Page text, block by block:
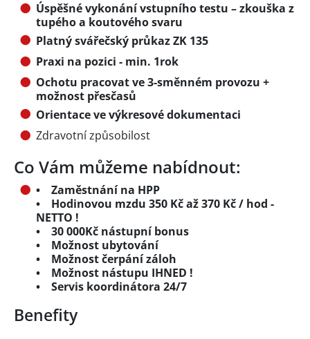
Úspěšné vykonání vstupního testu – zkouška z
tupého a koutového svaru
Platný svářečský průkaz ZK 135
Praxi na pozici - min. 1rok
Ochotu pracovat ve 3-směnném provozu +
možnost přesčasů
Orientace ve výkresové dokumentaci
Zdravotní způsobilost
Co Vám můžeme nabídnout:
• Zaměstnání na HPP
• Hodinovou mzdu 350 Kč až 370 Kč / hod -
NETTO !
• 30 000Kč nástupní bonus
• Možnost ubytování
• Možnost čerpání záloh
• Možnost nástupu IHNED !
• Servis koordinátora 24/7
Benefity